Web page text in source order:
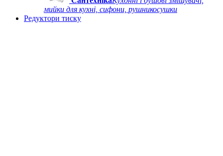
мийки для кухні, сифони, рушникосушки
Редуктори тиску